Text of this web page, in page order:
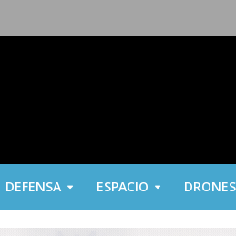
DEFENSA ESPACIO DRONES